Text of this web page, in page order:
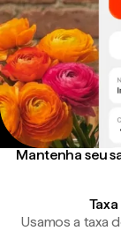
Mantenha seu
Usamos a taxa